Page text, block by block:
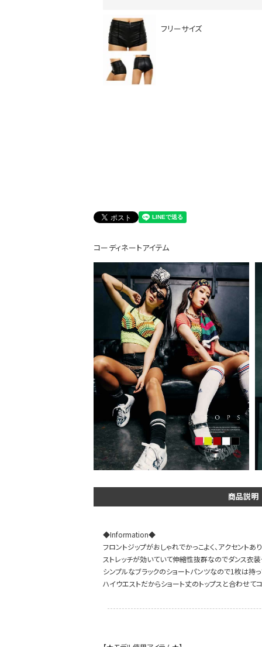
会員登録でいつでもお得に
DANCE MOVIE
Instagram LIVE items
フリーサイズ
コーディネートアイテム
商品説明
◆Information◆
フロントジップがおしゃれでかっこよく、アクセントあ
ストレッチが効いていて伸縮性抜群なのでダンス衣装
シンプルなブラックのショートパンツなので1枚は持っ
ハイウエストだからショート丈のトップスと合わせて